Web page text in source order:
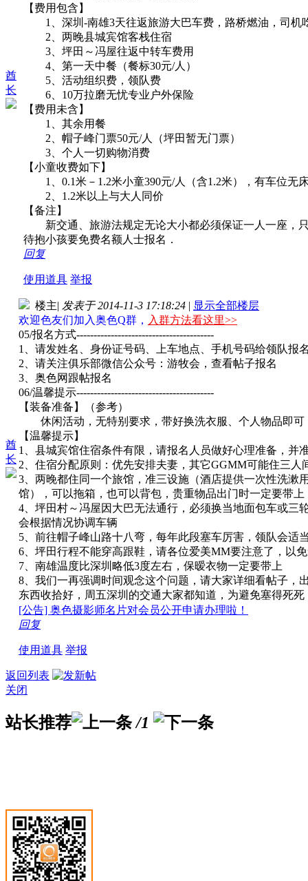
酋
长
【费用包含】
1、深圳-南雄3天往返旅游大巴车费，路桥燃油，司机
2、两晚县城宾馆客栈住宿
3、坪田～冯屋往返中转车费用
4、第一天中餐（餐标30元/人）
5、活动组织费，领队费
6、10万拉磨无忧专业户外保险
【费用未含】
1、其余用餐
2、帽子峰门票50元/人（坪田暂无门票）
3、个人一切购物消费
【小童收费如下】
1、0.1米－1.2米小童390元/人（含1.2米），有车位无
2、1.2米以上与大人同价
【备注】
新交通、旅游法规定无论大小都必须保证一人一座，
待抱小孩要免费名额人士报名．
回复
使用道具 举报
酋
长
楼主| 发表于 2014-11-3 17:18:24 | 显示全部楼层
欢迎色友们加入奥色Q群， 入群方法看这里>>
05/报名方式----------------------------------------
1、请发姓名、身份证号码、上车地点、手机号码给领队报
2、请关注俱乐部微信公众号：游牧会，查看帖子报名
3、奥色网跟帖报名
06/温馨提示----------------------------------------
【装备准备】（参考）
休闲活动，无特别要求，带好换洗衣服、个人物品即可
【温馨提示】
1、县城宾馆住宿条件有限，请报名人员做好心理准备，并
2、住宿分配原则：优先安排夫妻，其它GGMM可能住三
3、两晚都住同一个旅馆，准三设施（酒店提供一次性洗
馆），可以拖箱，也可以背包，贵重物品出门时一定要带上
4、坪田村～冯屋因大巴无法通行，必须换当地面包车或
会根据情况协调车辆
5、前往帽子峰山路十八弯，每年此段塞车厉害，领队会适
6、坪田行程不能穿高跟鞋，请各位爱美MM要注意了，以
7、南雄温度比深圳略低3度左右，保暧衣物一定要带上
8、我们一再强调时间观念这个问题，请大家详细看帖子
东西收拾好，周五深圳的交通大家都知道，为避免塞得死
[公告] 奥色摄影师名片对会员公开申请办理啦！
回复
使用道具 举报
返回列表
关闭
站长推荐 /1